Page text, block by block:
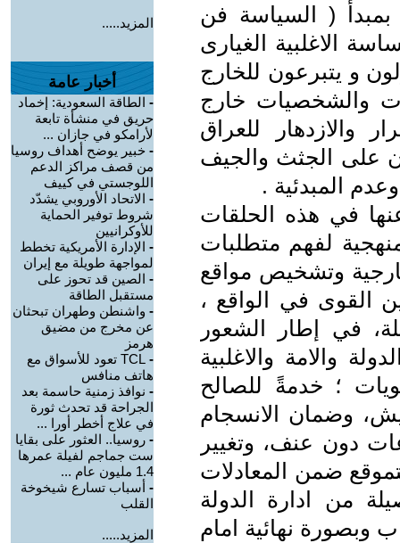
( السياسة فن
الاغلبية الغيارى
و يتبرعون للخارج
والشخصيات خارج
والازدهار للعراق
على الجثث والجيف
المبدئية .
في هذه الحلقات
لفهم متطلبات
وتشخيص مواقع
القوى في الواقع ،
في إطار الشعور
والامة والاغلبية
؛ خدمةً للصالح
وضمان الانسجام
دون عنف، وتغيير
ضمن المعادلات
من ادارة الدولة
وبصورة نهائية امام
المزيد.....
أخبار عامة
- الطاقة السعودية: إخماد
حريق في منشأة تابعة
لأرامكو في جازان ...
- خبير يوضح أهداف روسيا
من قصف مراكز الدعم
اللوجستي في كييف
- الاتحاد الأوروبي يشدّد
شروط توفير الحماية
للأوكرانيين
- الإدارة الأمريكية تخطط
لمواجهة طويلة مع إيران
- الصين قد تحوز على
مستقبل الطاقة
- واشنطن وطهران تبحثان
عن مخرج من مضيق
هرمز
-
TCL تعود للأسواق مع
هاتف منافس
- نوافذ زمنية حاسمة بعد
الجراحة قد تحدث ثورة
في علاج أخطر أورا ...
- روسيا.. العثور على بقايا
ست جماجم لفيلة عمرها
1.4 مليون عام ...
- أسباب تسارع شيخوخة
القلب
المزيد.....